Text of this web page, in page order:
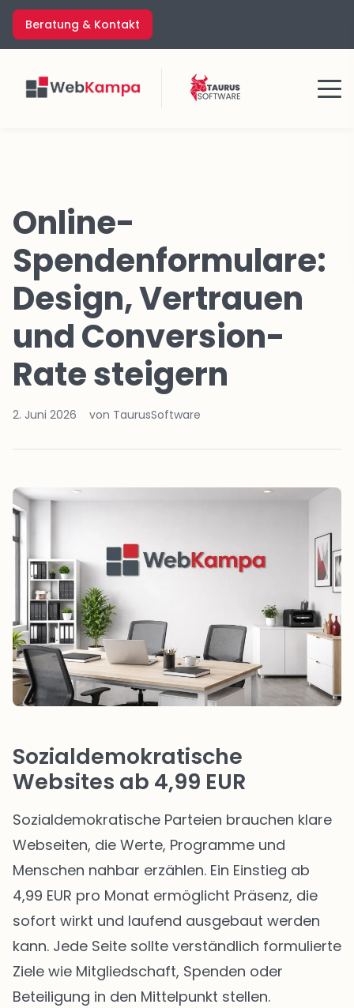
Zum
Inhalt
springen
Beratung & Kontakt
Menü
Online-
Spendenformulare:
Design, Vertrauen
und Conversion-
Rate steigern
2. Juni 2026 von TaurusSoftware
Sozialdemokratische
Websites ab 4,99 EUR
Sozialdemokratische Parteien brauchen klare
Webseiten, die Werte, Programme und
Menschen nahbar erzählen. Ein Einstieg ab
4,99 EUR pro Monat ermöglicht Präsenz, die
sofort wirkt und laufend ausgebaut werden
kann. Jede Seite sollte verständlich formulierte
Ziele wie Mitgliedschaft, Spenden oder
Beteiligung in den Mittelpunkt stellen.